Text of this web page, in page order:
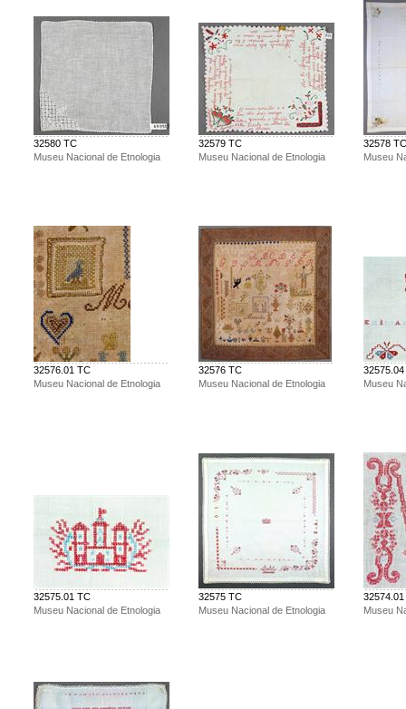
32580 TC
Museu Nacional de Etnologia
32579 TC
Museu Nacional de Etnologia
32578 TC
Museu
32576.01 TC
Museu Nacional de Etnologia
32576 TC
Museu Nacional de Etnologia
Museu
32575.01 TC
Museu Nacional de Etnologia
32575 TC
Museu Nacional de Etnologia
Museu